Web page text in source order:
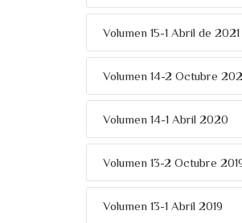
Volumen 15-1 Abril de 2021
Volumen 14-2 Octubre
Volumen 14-1 Abril 2020
Volumen 13-2 Octubre
Volumen 13-1 Abril 2019